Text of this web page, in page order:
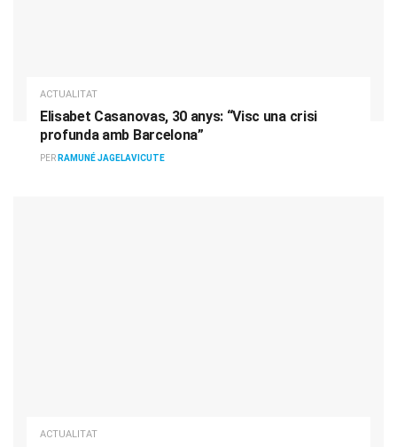
ACTUALITAT
Elisabet Casanovas, 30 anys: “Visc una crisi
profunda amb Barcelona”
PER RAMUNÉ JAGELAVICUTE
ACTUALITAT